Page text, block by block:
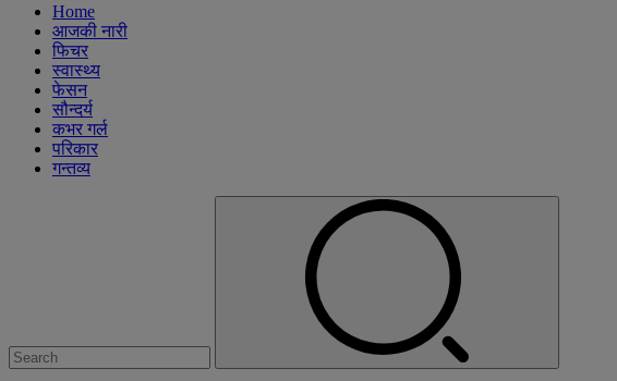
Home
आजकी नारी
फिचर
स्वास्थ्य
फेसन
सौन्दर्य
कभर गर्ल
परिकार
गन्तव्य